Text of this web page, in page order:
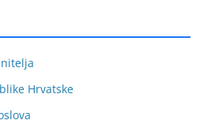
Hrvatske